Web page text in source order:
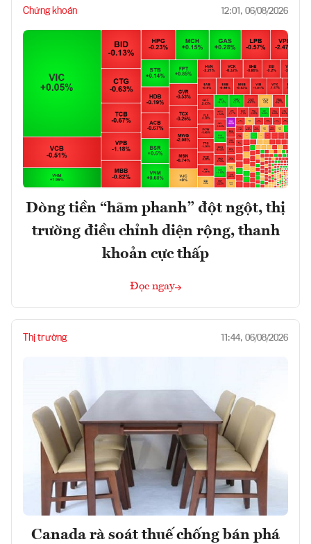
Chứng khoán 12:01, 06/08/2026
Dòng tiền “hãm phanh” đột ngột, thị
trường điều chỉnh diện rộng, thanh
khoản cực thấp
Đọc ngay
Thị trường 11:44, 06/08/2026
Canada rà soát thuế chống bán phá